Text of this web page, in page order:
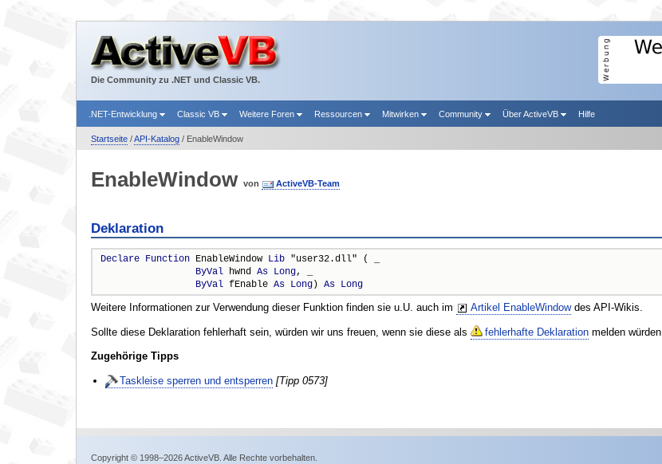
Die Community zu .NET und Classic VB.
.NET-Entwicklung Classic VB Weitere Foren Ressourcen Mitwirken Community Über ActiveVB Hilfe
Startseite/API-Katalog/ EnableWindow
EnableWindow von ActiveVB-Team
Deklaration
Declare Function EnableWindow Lib "user32.dll" ( _
ByVal hwnd As Long, _
ByVal fEnable As Long) As Long
Weitere Informationen zur Verwendung dieser Funktion finden sie u.U. auch im Artikel EnableWindowdes API-Wikis.
Sollte diese Deklaration fehlerhaft sein, würden wir uns freuen, wenn sie diese als fehlerhafte Deklarationmelden würden.
Zugehörige Tipps
Taskleise sperren und entsperren [Tipp 0573]
Copyright © 1998–2026 ActiveVB. Alle Rechte vorbehalten.